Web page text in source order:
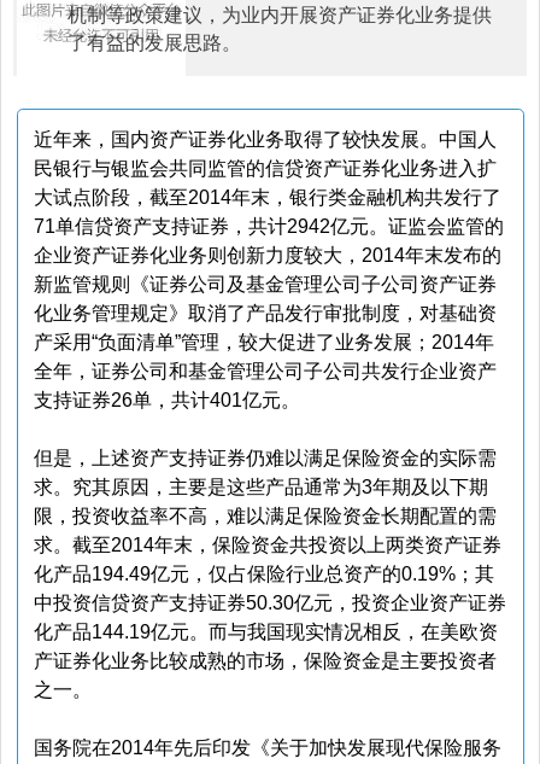
机制等政策建议，为业内开展资产证券化业务提供
了有益的发展思路。
近年来，国内资产证券化业务取得了较快发展。中国人
民银行与银监会共同监管的信贷资产证券化业务进入扩
大试点阶段，截至2014年末，银行类金融机构共发行了
71单信贷资产支持证券，共计2942亿元。证监会监管的
企业资产证券化业务则创新力度较大，2014年末发布的
新监管规则《证券公司及基金管理公司子公司资产证券
化业务管理规定》取消了产品发行审批制度，对基础资
产采用“负面清单”管理，较大促进了业务发展；2014年
全年，证券公司和基金管理公司子公司共发行企业资产
支持证券26单，共计401亿元。
但是，上述资产支持证券仍难以满足保险资金的实际需
求。究其原因，主要是这些产品通常为3年期及以下期
限，投资收益率不高，难以满足保险资金长期配置的需
求。截至2014年末，保险资金共投资以上两类资产证券
化产品194.49亿元，仅占保险行业总资产的0.19%；其
中投资信贷资产支持证券50.30亿元，投资企业资产证券
化产品144.19亿元。而与我国现实情况相反，在美欧资
产证券化业务比较成熟的市场，保险资金是主要投资者
之一。
国务院在2014年先后印发《关于加快发展现代保险服务